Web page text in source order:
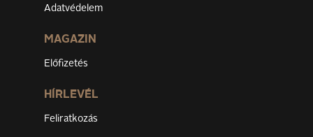
Adatvédelem
MAGAZIN
Előfizetés
HÍRLEVÉL
Feliratkozás